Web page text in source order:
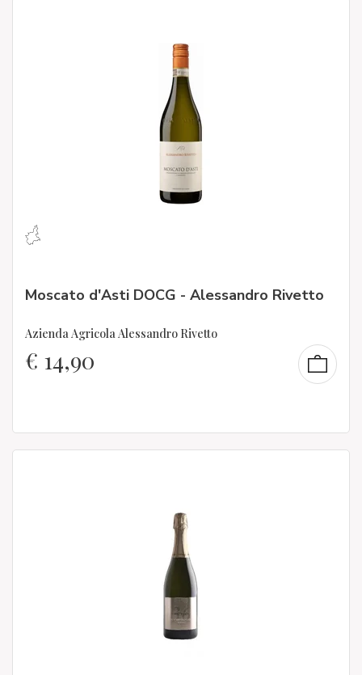
Moscato d'Asti DOCG - Alessandro Rivetto
Azienda Agricola Alessandro Rivetto
€ 14,90